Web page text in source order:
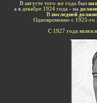
В августе того же года был
а вдекабре 1924 года - на
Впоследней
Одновременно с 1925-го
С 1927 года